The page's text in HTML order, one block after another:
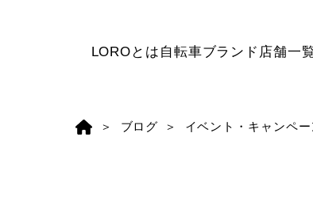
LOROとは 自転車ブランド 店舗一
ブログ イベント・キャンペー